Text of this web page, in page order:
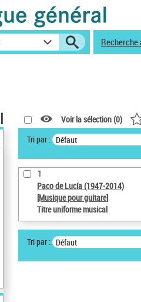
Recherche
Voir la sélection (0)
Tri par : Défaut
1
Paco de Lucía (1947-2014)
[Musique pour guitare]
Titre uniforme musical
Tri par : Défaut